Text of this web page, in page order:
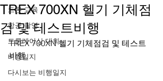
드론 교육
항공 촬영
드론레이싱 대회
비행일지
다시보는 비행일지
TREX 700XN 헬기 기체점
검 및 테스트비행
TREX 700XN 헬기 기체점검 및 테스트
비행